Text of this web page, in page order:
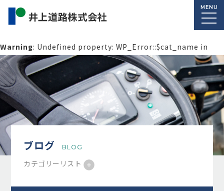
MENU
Warning: Undefined property: WP_Error::$cat_name in
/home/macolab2/inouedoro.co.jp/public_html/wp-
content/themes/inourdoro_theme_2024/single.phpon
line14
ブログ BLOG
カテゴリーリスト